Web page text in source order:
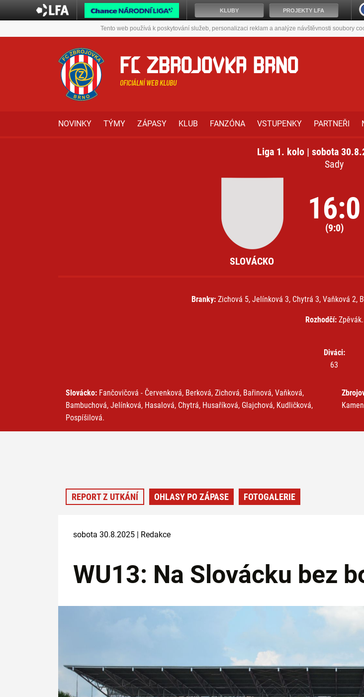
Tento web používá k poskytování služeb, personalizaci reklam a analýze návštěvnosti soubory
FC ZBROJOVKA BRNO
OFICIÁLNÍ WEB KLUBU
NOVINKY TÝMY ZÁPASY KLUB FANZÓNA VSTUPENKY PARTNEŘI
Liga 1. kolo | sobota
Sady
SLOVÁCKO
16:0
(9:0)
Branky: Zichová 5, Jelínková 3, Chytrá 3, Vaňková 2,
Rozhodčí:Zpěvák.
Diváci:
63
Slovácko: Fančovičová - Červenková, Berková, Zichová, Bařinová, Vaňková,
Bambuchová, Jelínková, Hasalová, Chytrá, Husaříková, Glajchová, Kudličková,
Pospíšilová.
REPORT Z UTKÁNÍ OHLASY PO ZÁPASE FOTOGALERIE
sobota 30.8.2025 | Redakce
WU13: Na Slovácku bez
KLUBY PROJEKTY LFA